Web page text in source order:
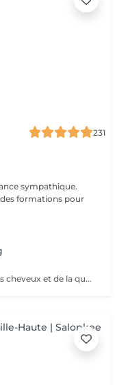
231
sympathique.
formations pour
Prix peut varier dépendant du type des cheveux et de la quantité de couleur utilisée